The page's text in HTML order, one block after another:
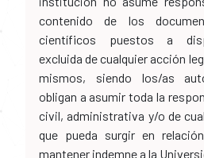
científicos puestos a
excluida de cualquier acción
mismos, siendo los/as
obligan a asumir toda la
civil, administrativa y/o de
que pueda surgir en
mantener indemne a la